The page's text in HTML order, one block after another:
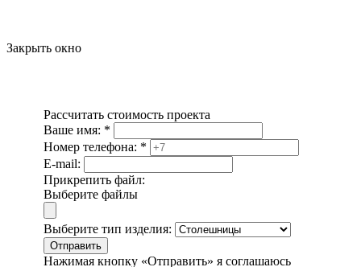
Закрыть окно
Рассчитать стоимость проекта
Ваше имя: *
Номер телефона: *
E-mail:
Прикрепить файл:
Выберите файлы
Выберите тип изделия:
Отправить
Нажимая кнопку «Отправить» я соглашаюсь